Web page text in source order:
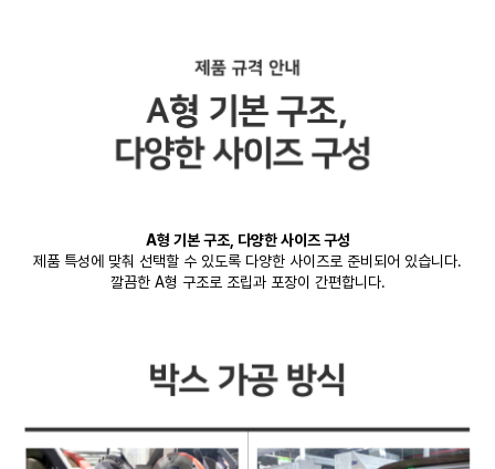
A형 기본 구조, 다양한 사이즈 구성
제품 특성에 맞춰 선택할 수 있도록 다양한 사이즈로 준비되어 있습니다.
깔끔한 A형 구조로 조립과 포장이 간편합니다.